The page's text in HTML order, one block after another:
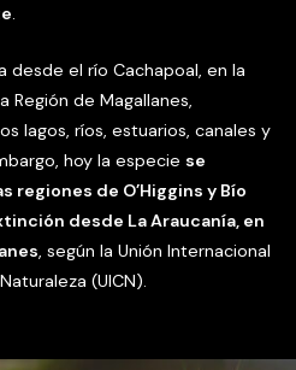
.
desde el río Cachapoal, en la
Región de Magallanes,
lagos, ríos, estuarios, canales y
hoy la especie se
de O’Higgins y Bío
desde La Araucanía, en
, según la Unión Internacional
(UICN).